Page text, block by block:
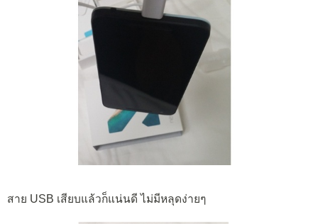
สาย USB เสียบแล้วก็แน่นดี ไม่มีหลุดง่ายๆ